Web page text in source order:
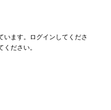
います。ログインしてくださ
ださい。